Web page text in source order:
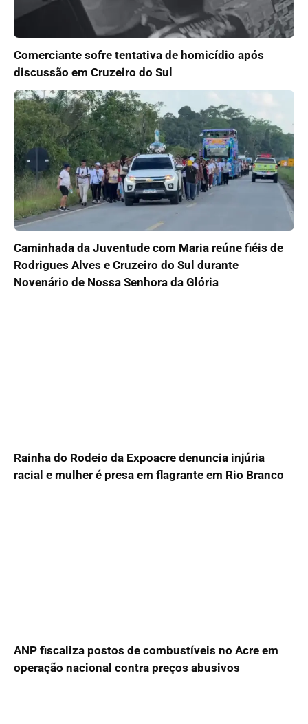
Comerciante sofre tentativa de homicídio após
discussão em Cruzeiro do Sul
Caminhada da Juventude com Maria reúne fiéis de
Rodrigues Alves e Cruzeiro do Sul durante
Novenário de Nossa Senhora da Glória
Rainha do Rodeio da Expoacre denuncia injúria
racial e mulher é presa em flagrante em Rio Branco
ANP fiscaliza postos de combustíveis no Acre em
operação nacional contra preços abusivos